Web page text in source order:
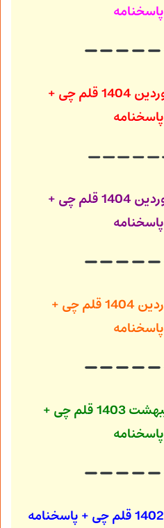
پاسخنامه
قلم چی +
پاسخنامه
قلم چی +
پاسخنامه
قلم چی +
پاسخنامه
قلم چی +
پاسخنامه
قلم چی + پاسخنامه